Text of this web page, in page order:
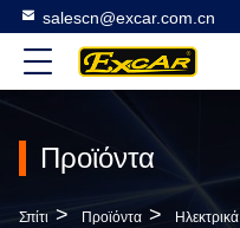
salescn@excar.com.cn
Προϊόντα
Σπίτι > Προϊόντα >